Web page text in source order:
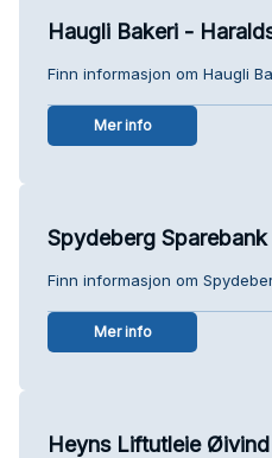
Haugli Bakeri -
Finn informasjon om Haugli
Mer info
Spydeberg Sparebank
Finn informasjon om
Mer info
Heyns Liftutleie